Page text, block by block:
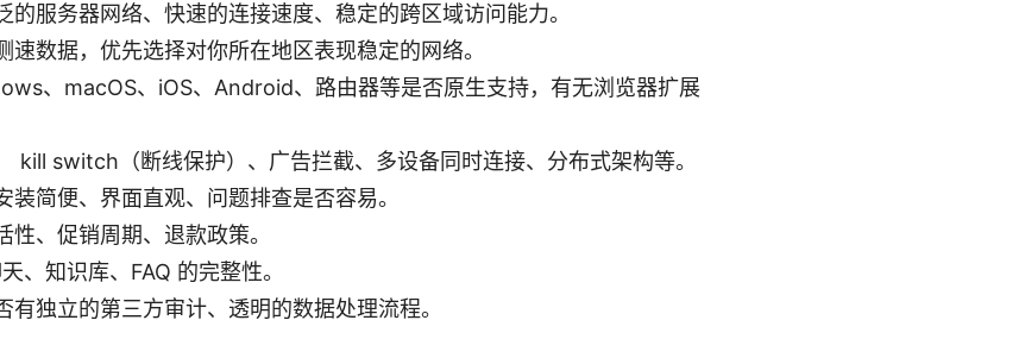
的服务器网络、快速的连接速度、稳定的跨区域访问能力。
速数据，优先选择对你所在地区表现稳定的网络。
、macOS、iOS、Android、路由器等是否原生支持，有无浏览器扩展
kill switch（断线保护）、广告拦截、多设备同时连接、分布式架构等。
装简便、界面直观、问题排查是否容易。
、促销周期、退款政策。
、知识库、FAQ 的完整性。
有独立的第三方审计、透明的数据处理流程。